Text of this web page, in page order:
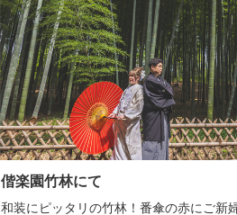
偕楽園竹林にて
和装にピッタリの竹林！番傘の赤にご新